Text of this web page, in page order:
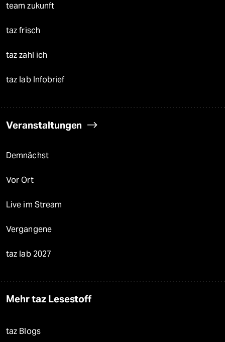
team zukunft
taz frisch
taz zahl ich
taz lab Infobrief
Veranstaltungen
Demnächst
Vor Ort
Live im Stream
Vergangene
taz lab 2027
Mehr taz Lesestoff
taz Blogs